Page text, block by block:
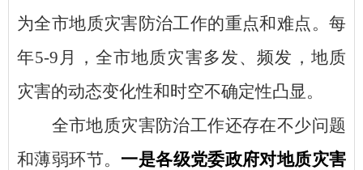
为全市地质灾害防治工作的重点和难点。每
年5-9月，全市地质灾害多发、频发，地质
灾害的动态变化性和时空不确定性凸显。
全市地质灾害防治工作还存在不少问题
和薄弱环节。 一是各级党委政府对地质灾害